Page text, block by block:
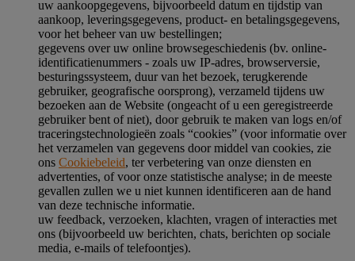
uw aankoopgegevens, bijvoorbeeld datum en tijdstip van
aankoop, leveringsgegevens, product- en betalingsgegevens,
voor het beheer van uw bestellingen;
gegevens over uw online browsegeschiedenis (bv. online-
identificatienummers - zoals uw IP-adres, browserversie,
besturingssysteem, duur van het bezoek, terugkerende
gebruiker, geografische oorsprong), verzameld tijdens uw
bezoeken aan de Website (ongeacht of u een geregistreerde
gebruiker bent of niet), door gebruik te maken van logs en/of
traceringstechnologieën zoals “cookies” (voor informatie over
het verzamelen van gegevens door middel van cookies, zie
ons Cookiebeleid, ter verbetering van onze diensten en
advertenties, of voor onze statistische analyse; in de meeste
gevallen zullen we u niet kunnen identificeren aan de hand
van deze technische informatie.
uw feedback, verzoeken, klachten, vragen of interacties met
ons (bijvoorbeeld uw berichten, chats, berichten op sociale
media, e-mails of telefoontjes).